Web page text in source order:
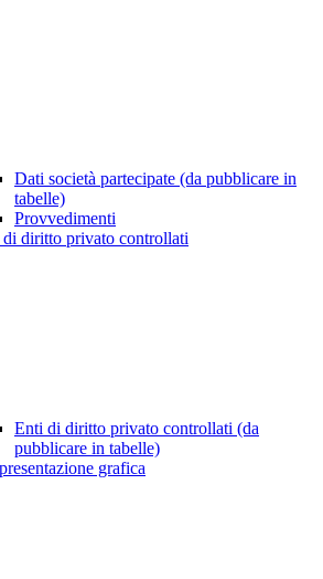
Dati società partecipate (da pubblicare in
tabelle)
Provvedimenti
diritto privato controllati
Enti di diritto privato controllati (da
pubblicare in tabelle)
grafica